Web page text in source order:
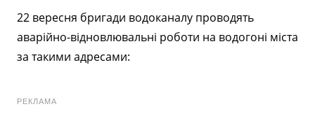
22 вересня бригади водоканалу проводять
аварійно-відновлювальні роботи на водогоні міста
за такими адресами:
РЕКЛАМА